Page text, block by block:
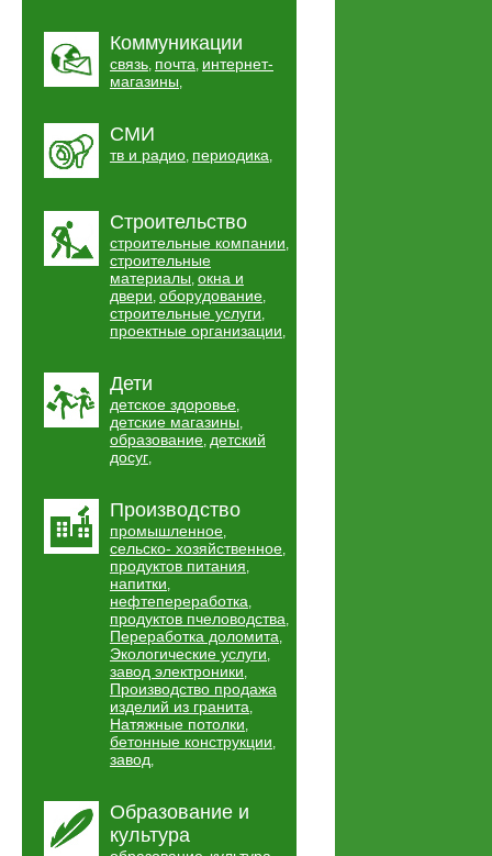
Коммуникации
связь, почта, интернет-
магазины,
СМИ
тв и радио, периодика,
Строительство
строительные компании,
строительные
материалы, окна и
двери, оборудование,
строительные услуги,
проектные организации,
Дети
детское здоровье,
детские магазины,
образование, детский
досуг,
Производство
промышленное,
сельско- хозяйственное,
продуктов питания,
напитки,
нефтепереработка,
продуктов пчеловодства,
Переработка доломита,
Экологические услуги,
завод электроники,
Производство продажа
изделий из гранита,
Натяжные потолки,
бетонные конструкции,
завод,
Образование и
культура